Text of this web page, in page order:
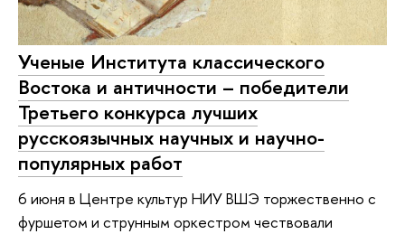
Ученые Института классического
Востока и античности – победители
Третьего конкурса лучших
русскоязычных научных и научно-
популярных работ
6 июня в Центре культур НИУ ВШЭ торжественно с
фуршетом и струнным оркестром чествовали